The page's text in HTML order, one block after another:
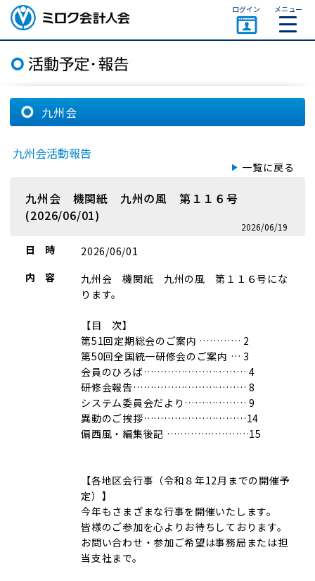
ミロク会計人会 MIROKU
ACCOUNTING PERSON
ASSOCIATION
ログイン メニュー
九州会
九州会活動報告
一覧に戻る
九州会 機関紙 九州の風 第１１６号
(2026/06/01)
2026/06/19
日 時
2026/06/01
内 容
九州会 機関紙 九州の風 第１１６号にな
ります。
【目 次】
第51回定期総会のご案内 ………… 2
第50回全国統一研修会のご案内 … 3
会員のひろば………………………… 4
研修会報告…………………………… 8
システム委員会だより……………… 9
異動のご挨拶…………………………14
偏西風・編集後記 ……………………15
【各地区会行事（令和８年12月までの開催予
定）】
今年もさまざまな行事を開催いたします。
皆様のご参加を心よりお待ちしております。
お問い合わせ・参加ご希望は事務局または担
当支社まで。